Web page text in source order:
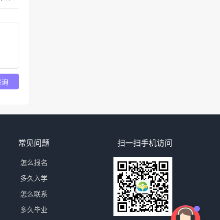
常见问题
怎么报名
多久入学
怎么联系
多久毕业
扫一扫手机访问